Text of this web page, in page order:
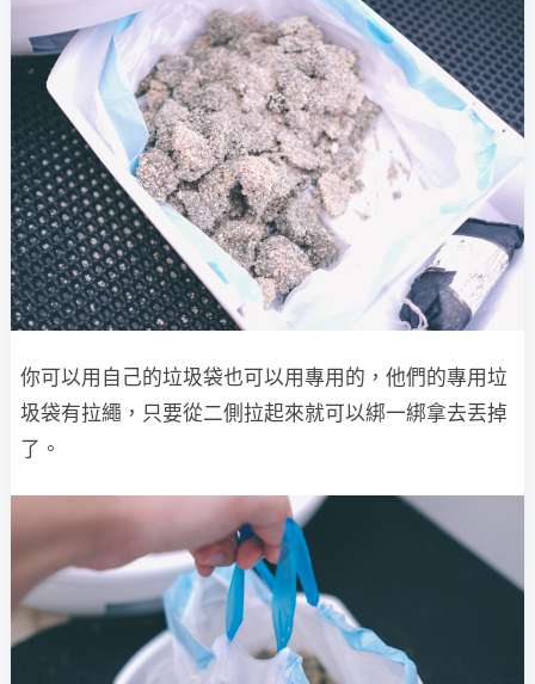
你可以用自己的垃圾袋也可以用專用的，他們的專用垃
圾袋有拉繩，只要從二側拉起來就可以綁一綁拿去丟掉
了。